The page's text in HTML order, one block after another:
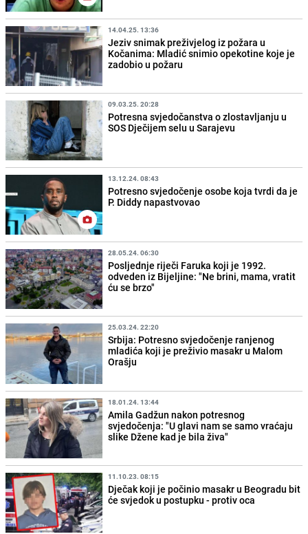
14.04.25. 13:36
Jeziv snimak preživjelog iz požara u
Kočanima: Mladić snimio opekotine koje je
zadobio u požaru
09.03.25. 20:28
Potresna svjedočanstva o zlostavljanju u
SOS Dječijem selu u Sarajevu
13.12.24. 08:43
Potresno svjedočenje osobe koja tvrdi da je
P. Diddy napastvovao
28.05.24. 06:30
Posljednje riječi Faruka koji je 1992.
odveden iz Bijeljine: "Ne brini, mama, vratit
ću se brzo"
25.03.24. 22:20
Srbija: Potresno svjedočenje ranjenog
mladića koji je preživio masakr u Malom
Orašju
18.01.24. 13:44
Amila Gadžun nakon potresnog
svjedočenja: "U glavi nam se samo vraćaju
slike Džene kad je bila živa"
11.10.23. 08:15
Dječak koji je počinio masakr u Beogradu bit
će svjedok u postupku - protiv oca